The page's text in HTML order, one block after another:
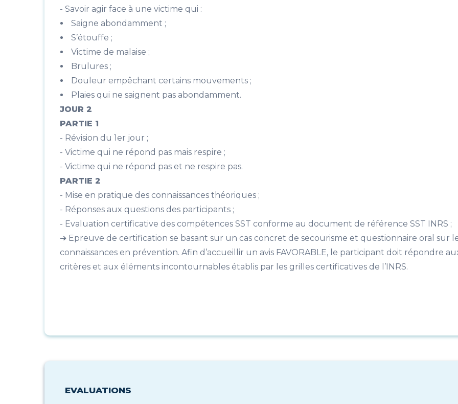
- Savoir agir face à une victime qui :
Saigne abondamment ;
S’étouffe ;
Victime de malaise ;
Brulures ;
Douleur empêchant certains mouvements ;
Plaies qui ne saignent pas abondamment.
JOUR 2
PARTIE 1
- Révision du 1er jour ;
- Victime qui ne répond pas mais respire ;
- Victime qui ne répond pas et ne respire pas.
PARTIE 2
- Mise en pratique des connaissances théoriques ;
- Réponses aux questions des participants ;
- Evaluation certificative des compétences SST conforme au document de référence SST INRS ;
➔ Epreuve de certification se basant sur un cas concret de secourisme et questionnaire oral sur
connaissances en prévention. Afin d’accueillir un avis FAVORABLE, le participant doit répondre
critères et aux éléments incontournables établis par les grilles certificatives de l’INRS.
EVALUATIONS